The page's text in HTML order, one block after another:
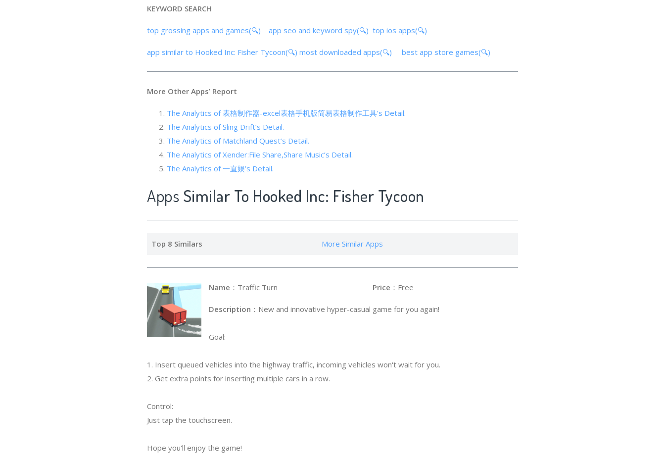
KEYWORD SEARCH
top grossing apps and games(🔍) app seo and keyword spy(🔍) top ios apps(🔍)
app similar to Hooked Inc: Fisher Tycoon(🔍) most downloaded apps(🔍) best app store games(🔍)
More Other Apps’ Report
The Analytics of 表格制作器-excel表格手机版简易表格制作工具’s Detail.
The Analytics of Sling Drift’s Detail.
The Analytics of Matchland Quest’s Detail.
The Analytics of Xender:File Share,Share Music’s Detail.
The Analytics of 一直娱’s Detail.
Apps Similar To Hooked Inc: Fisher Tycoon
Top 8 Similars More Similar Apps
Name ：Traffic Turn Price ：Free
Description ：New and innovative hyper-casual game for you again!
Goal:
1. Insert queued vehicles into the highway traffic, incoming vehicles won't wait for you.
2. Get extra points for inserting multiple cars in a row.
Control:
Just tap the touchscreen.
Hope you'll enjoy the game!